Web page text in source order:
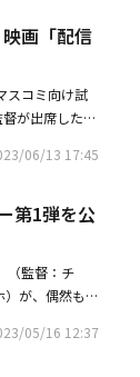
画「配信
スコミ向け試
が出席した。
ため、配信の
月に公開決
挑戦的な作品
06/13 17:45
第1弾を公
（監督：チ
が、偶然もら
るリアルタイ
05/16 12:37